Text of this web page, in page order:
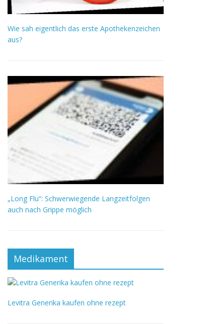
Wie sah eigentlich das erste Apothekenzeichen
aus?
„Long Flu“: Schwerwiegende Langzeitfolgen
auch nach Grippe möglich
Medikament
Levitra Generika kaufen ohne rezept